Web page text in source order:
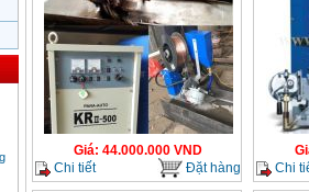
Giá: 44.000.000 VND
Chi tiết
Đặt hàng
Chi